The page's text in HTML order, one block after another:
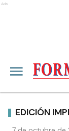
Ads
EDICIÓN